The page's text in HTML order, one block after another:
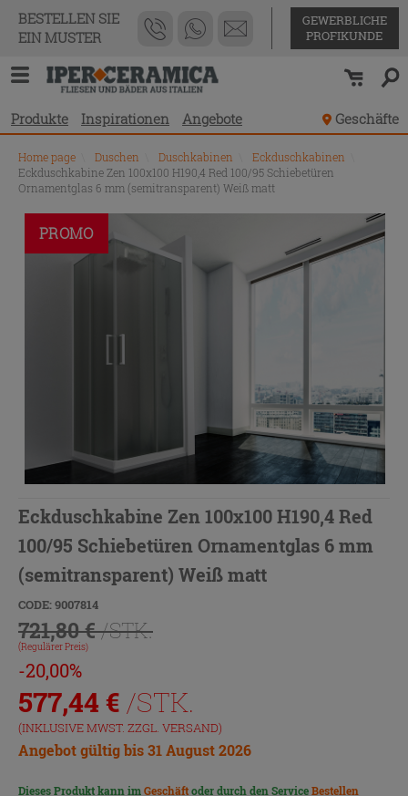
BESTELLEN SIE
EIN MUSTER
GEWERBLICHE
PROFIKUNDE
Produkte Inspirationen Angebote Geschäfte
Home page Duschen Duschkabinen Eckduschkabinen
Eckduschkabine Zen 100x100 H190,4 Red 100/95 Schiebetüren
Ornamentglas 6 mm (semitransparent) Weiß matt
PROMO
Eckduschkabine Zen 100x100 H190,4 Red
100/95 Schiebetüren Ornamentglas 6 mm
(semitransparent) Weiß matt
CODE: 9007814
721,80 €/STK.
(Regulärer Preis)
-20,00%
577,44 € /STK.
(INKLUSIVE MWST. ZZGL. VERSAND)
Angebot gültig bis 31 August 2026
Dieses Produkt kann imGeschäftoder durch den ServiceBestellen